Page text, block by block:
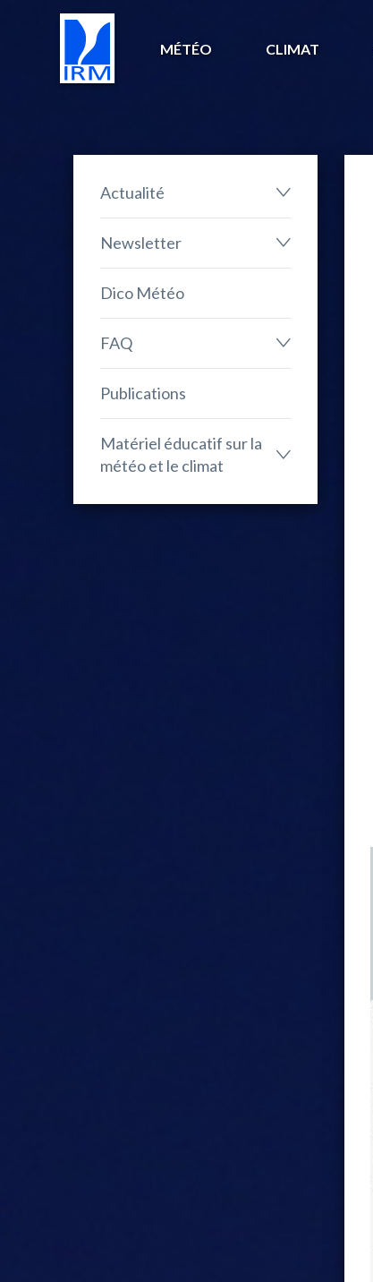
MÉTÉO CLIMAT
Actualité
Newsletter
Dico Météo
FAQ
Publications
Matériel éducatif sur la
météo et le climat